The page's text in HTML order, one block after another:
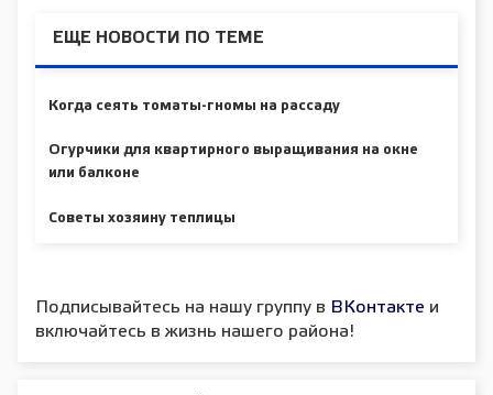
ЕЩЕ НОВОСТИ ПО ТЕМЕ
Когда сеять томаты-гномы на рассаду
Огурчики для квартирного выращивания на окне
или балконе
Советы хозяину теплицы
Подписывайтесь на нашу группу в ВКонтакте и
включайтесь в жизнь нашего района!